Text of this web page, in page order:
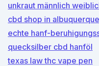
unkraut männlich
cbd shop in albuquerque
echte hanf-
quecksilber cbd hanföl
texas law thc vape pen